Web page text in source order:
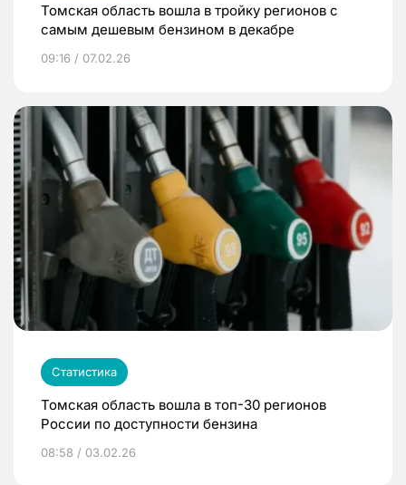
Томская область вошла в тройку регионов с
самым дешевым бензином в декабре
09:16 / 07.02.26
Статистика
Томская область вошла в топ-30 регионов
России по доступности бензина
08:58 / 03.02.26